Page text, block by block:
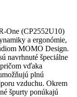
One (CP2552U10)
a ergonómie,
MOMO Design.
navrhnuté špeciálne
vďaka
plnú
vzduchu. Okrem
špurty ponúkajú